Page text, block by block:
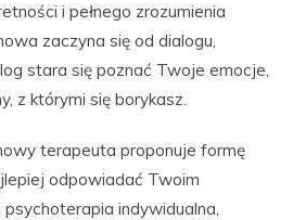
i pełnego zrozumienia
zaczyna się od dialogu,
stara się poznać Twoje emocje,
z którymi się borykasz.
terapeuta proponuje formę
odpowiadać Twoim
indywidualna,